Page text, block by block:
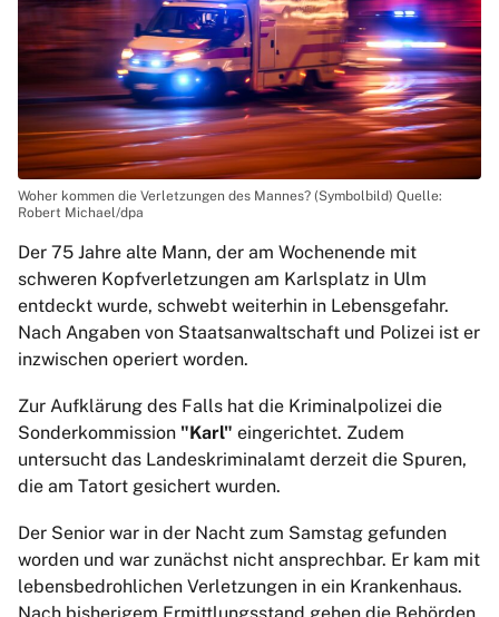
Woher kommen die Verletzungen des Mannes? (Symbolbild) Quelle:
Robert Michael/dpa
Der 75 Jahre alte Mann, der am Wochenende mit
schweren Kopfverletzungen am Karlsplatz in Ulm
entdeckt wurde, schwebt weiterhin in Lebensgefahr.
Nach Angaben von Staatsanwaltschaft und Polizei ist er
inzwischen operiert worden.
Zur Aufklärung des Falls hat die Kriminalpolizei die
Sonderkommission "Karl" eingerichtet. Zudem
untersucht das Landeskriminalamt derzeit die Spuren,
die am Tatort gesichert wurden.
Der Senior war in der Nacht zum Samstag gefunden
worden und war zunächst nicht ansprechbar. Er kam mit
lebensbedrohlichen Verletzungen in ein Krankenhaus.